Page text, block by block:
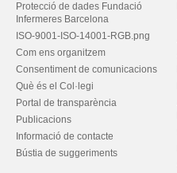
Protecció de dades Fundació
Infermeres Barcelona
ISO-9001-ISO-14001-RGB.png
Com ens organitzem
Consentiment de comunicacions
Què és el Col·legi
Portal de transparència
Publicacions
Informació de contacte
Bústia de suggeriments